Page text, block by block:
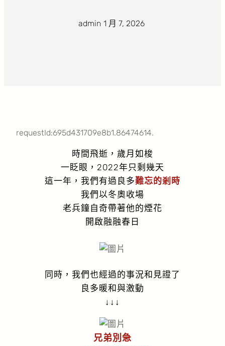
admin· 1 月 7, 2026·
requestId:695d431709e8b1.86474614.
時間飛逝，歲月如梭
一眨眼，2022年只剩幾天
這一年，我們有過良多難忘的剎時
我們以冬奧收場
老兵鐘自奇帶著他的煙花
開啟融融春日
同時，我們也經過的事況和見證了
良多暖和與激動
↓↓↓
兄弟別急